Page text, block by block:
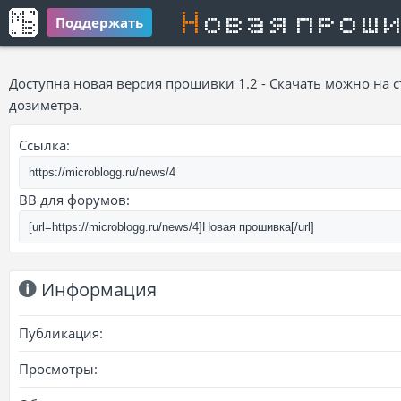
Поддержать Новая
Доступна новая версия прошивки 1.2 - Скачать можно на
дозиметра.
Информация
Публикация:
Просмотры:
Ссылка:
BB для форумов: